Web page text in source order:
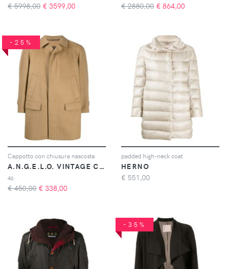
€ 5998,00 € 3599,00 € 2880,00 € 864,00
-25%
Cappotto con chiusura nascosta
A.N.G.E.L.O. VINTAGE CULT
46
€ 450,00 € 338,00
padded high-neck coat
HERNO
€ 551,00
-35%